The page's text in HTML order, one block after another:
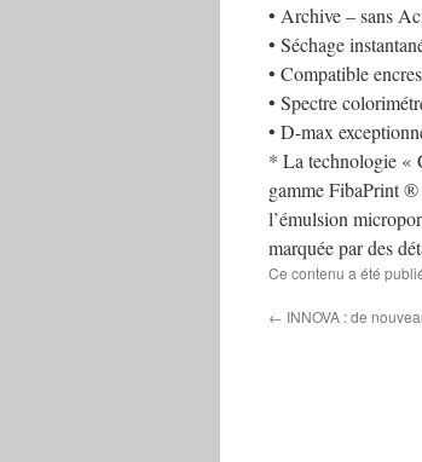
• Archive – sans
• Séchage
• Compatible
• Spectre
• D-max
* La technologie «
gamme FibaPrint ®
l’émulsion
marquée par des
Ce contenu a été
← INNOVA : de